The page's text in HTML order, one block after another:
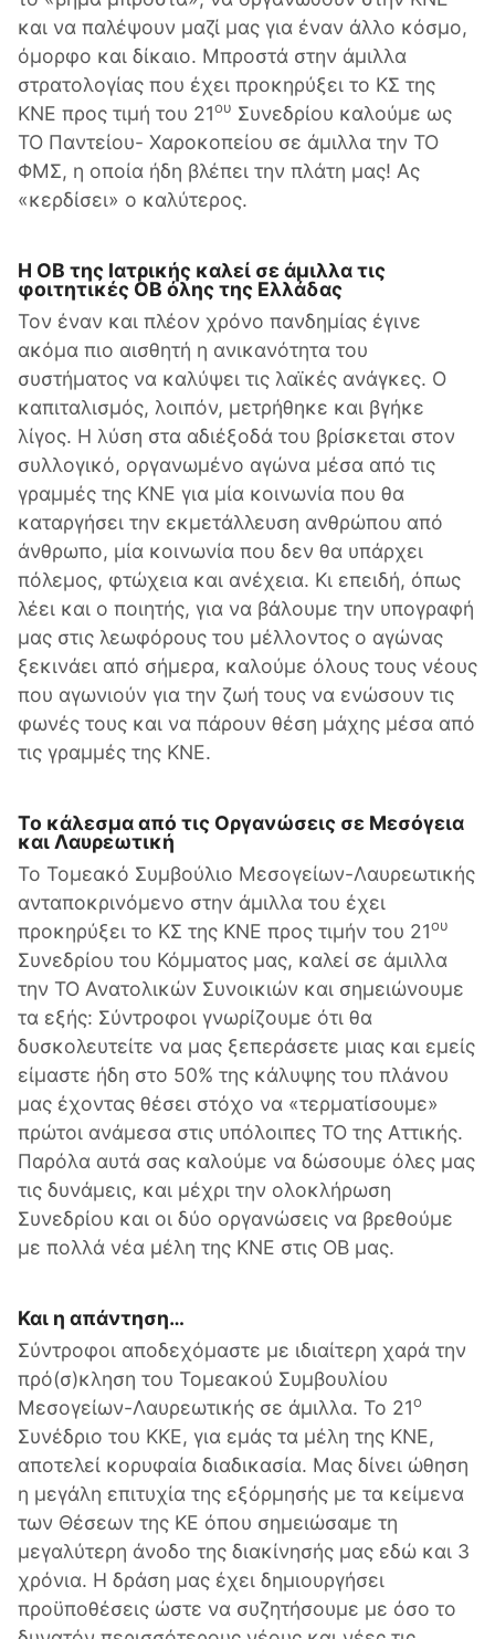
και να παλέψουν μαζί μας για έναν άλλο κόσμο,
όμορφο και δίκαιο. Μπροστά στην άμιλλα
στρατολογίας που έχει προκηρύξει το ΚΣ της
ΚΝΕ προς τιμή του 21ου Συνεδρίου καλούμε ως
ΤΟ Παντείου- Χαροκοπείου σε άμιλλα την ΤΟ
ΦΜΣ, η οποία ήδη βλέπει την πλάτη μας! Ας
«κερδίσει» ο καλύτερος.
Η ΟΒ της Ιατρικής καλεί σε άμιλλα τις
φοιτητικές ΟΒ όλης της Ελλάδας
Τον έναν και πλέον χρόνο πανδημίας έγινε
ακόμα πιο αισθητή η ανικανότητα του
συστήματος να καλύψει τις λαϊκές ανάγκες. Ο
καπιταλισμός, λοιπόν, μετρήθηκε και βγήκε
λίγος. Η λύση στα αδιέξοδά του βρίσκεται στον
συλλογικό, οργανωμένο αγώνα μέσα από τις
γραμμές της ΚΝΕ για μία κοινωνία που θα
καταργήσει την εκμετάλλευση ανθρώπου από
άνθρωπο, μία κοινωνία που δεν θα υπάρχει
πόλεμος, φτώχεια και ανέχεια. Κι επειδή, όπως
λέει και ο ποιητής, για να βάλουμε την υπογραφή
μας στις λεωφόρους του μέλλοντος ο αγώνας
ξεκινάει από σήμερα, καλούμε όλους τους νέους
που αγωνιούν για την ζωή τους να ενώσουν τις
φωνές τους και να πάρουν θέση μάχης μέσα από
τις γραμμές της ΚΝΕ.
Το κάλεσμα από τις Οργανώσεις σε Μεσόγεια
και Λαυρεωτική
Το Τομεακό Συμβούλιο Μεσογείων-Λαυρεωτικής
ανταποκρινόμενο στην άμιλλα του έχει
προκηρύξει το ΚΣ της ΚΝΕ προς τιμήν του 21ου
Συνεδρίου του Κόμματος μας, καλεί σε άμιλλα
την ΤΟ Ανατολικών Συνοικιών και σημειώνουμε
τα εξής: Σύντροφοι γνωρίζουμε ότι θα
δυσκολευτείτε να μας ξεπεράσετε μιας και εμείς
είμαστε ήδη στο 50% της κάλυψης του πλάνου
μας έχοντας θέσει στόχο να «τερματίσουμε»
πρώτοι ανάμεσα στις υπόλοιπες ΤΟ της Αττικής.
Παρόλα αυτά σας καλούμε να δώσουμε όλες μας
τις δυνάμεις, και μέχρι την ολοκλήρωση
Συνεδρίου και οι δύο οργανώσεις να βρεθούμε
με πολλά νέα μέλη της ΚΝΕ στις ΟΒ μας.
Και η απάντηση…
Σύντροφοι αποδεχόμαστε με ιδιαίτερη χαρά την
πρό(σ)κληση του Τομεακού Συμβουλίου
Μεσογείων-Λαυρεωτικής σε άμιλλα. Το 21ο
Συνέδριο του ΚΚΕ, για εμάς τα μέλη της ΚΝΕ,
αποτελεί κορυφαία διαδικασία. Μας δίνει ώθηση
η μεγάλη επιτυχία της εξόρμησής με τα κείμενα
των Θέσεων της ΚΕ όπου σημειώσαμε τη
μεγαλύτερη άνοδο της διακίνησής μας εδώ και 3
χρόνια. Η δράση μας έχει δημιουργήσει
προϋποθέσεις ώστε να συζητήσουμε με όσο το